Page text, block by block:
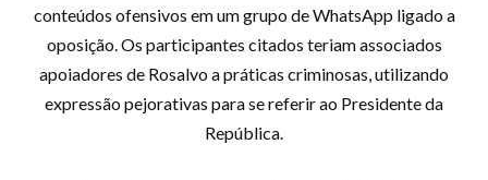
conteúdos ofensivos em um grupo de WhatsApp ligado a
oposição. Os participantes citados teriam associados
apoiadores de Rosalvo a práticas criminosas, utilizando
expressão pejorativas para se referir ao Presidente da
República.